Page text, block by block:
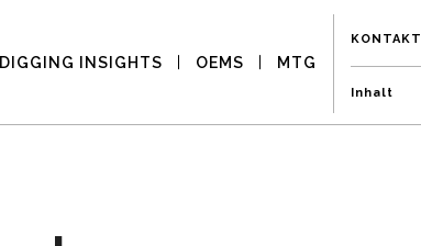
DIGGING INSIGHTS OEMS MTG
KONTAKT